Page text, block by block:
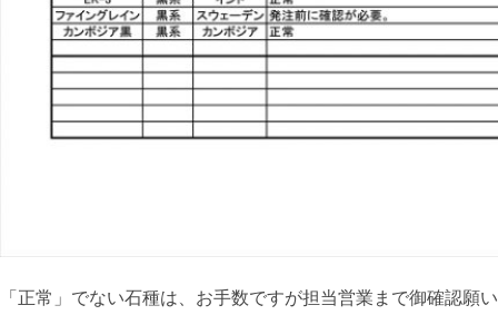
「正常」でない石種は、お手数ですが担当営業まで御確認願